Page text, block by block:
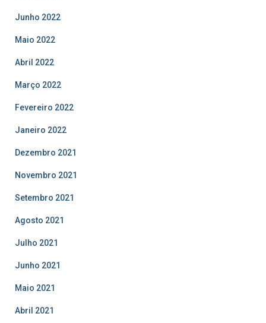
Junho 2022
Maio 2022
Abril 2022
Março 2022
Fevereiro 2022
Janeiro 2022
Dezembro 2021
Novembro 2021
Setembro 2021
Agosto 2021
Julho 2021
Junho 2021
Maio 2021
Abril 2021